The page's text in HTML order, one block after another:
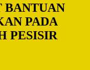
BANTUAN
PADA
PESISIR